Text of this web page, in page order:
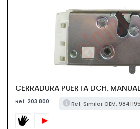
CERRADURA PUERTA DCH.
Ref: 203.800 Ref. Similar OEM: